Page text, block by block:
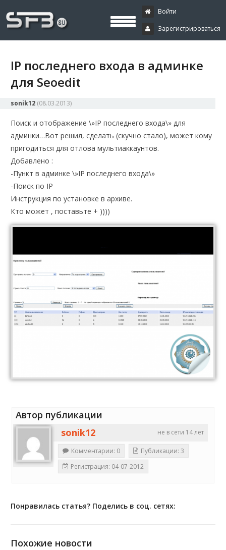
Буксы, программирование,
криптовалюта
криптовалюта и майнинг, экономические игры
Войти
Зарегистрироваться
IP последнего входа в админке
для Seoedit
sonik12 (08.03.2013)
Поиск и отображение \»IP последнего входа\» для
админки…Вот решил, сделать (скучно стало), может кому
пригодиться для отлова мультиаккаунтов.
Добавлено :
-Пункт в админке \»IP последнего входа\»
-Поиск по IP
Инструкция по установке в архиве.
Кто может , поставьте + ))))
Автор публикации
не в сети 14 лет
sonik12
Комментарии: 0
Публикации: 3
Регистрация: 04-07-2012
Понравилась статья? Поделись в соц. сетях:
Похожие новости